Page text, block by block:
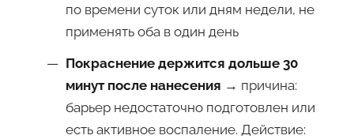
по времени суток или дням недели, не
применять оба в один день
Покраснение держится дольше 30
минут после нанесения → причина:
барьер недостаточно подготовлен или
есть активное воспаление. Действие: